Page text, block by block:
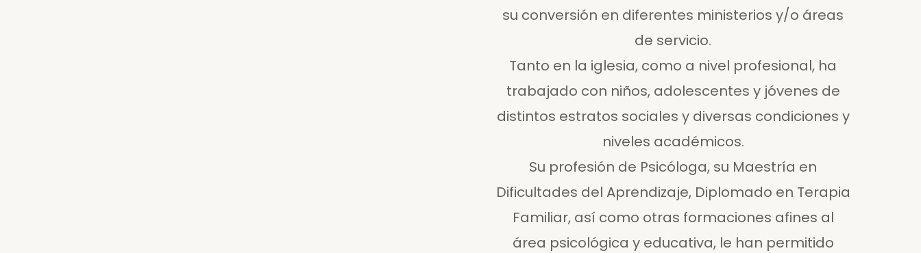
su conversión en diferentes ministerios y/o áreas
de servicio.
Tanto en la iglesia, como a nivel profesional, ha
trabajado con niños, adolescentes y jóvenes de
distintos estratos sociales y diversas condiciones y
niveles académicos.
Su profesión de Psicóloga, su Maestría en
Dificultades del Aprendizaje, Diplomado en Terapia
Familiar, así como otras formaciones afines al
área psicológica y educativa, le han permitido